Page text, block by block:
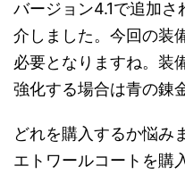
バージョン4.1で追加
介しました。今回の装
必要となりますね。装
強化する場合は青の錬
どれを購入するか悩み
エトワールコートを購